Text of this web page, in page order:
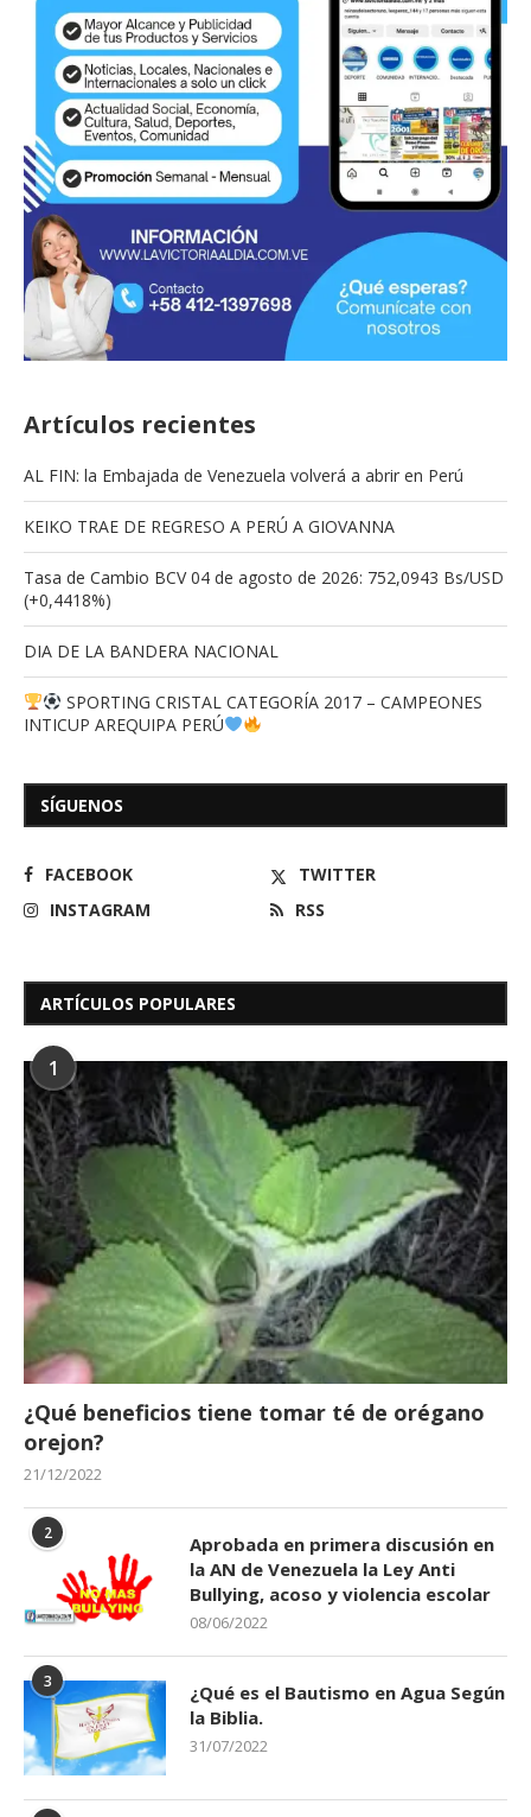
Artículos recientes
AL FIN: la Embajada de Venezuela volverá a abrir en Perú
KEIKO TRAE DE REGRESO A PERÚ A GIOVANNA
Tasa de Cambio BCV 04 de agosto de 2026: 752,0943 Bs/USD
(+0,4418%)
DIA DE LA BANDERA NACIONAL
SPORTING CRISTAL CATEGORÍA 2017 – CAMPEONES
INTICUP AREQUIPA PERÚ
SÍGUENOS
FACEBOOK
TWITTER
INSTAGRAM
RSS
ARTÍCULOS POPULARES
1
¿Qué beneficios tiene tomar té de orégano
orejon?
21/12/2022
2
Aprobada en primera discusión en
la AN de Venezuela la Ley Anti
Bullying, acoso y violencia escolar
08/06/2022
3
¿Qué es el Bautismo en Agua Según
la Biblia.
31/07/2022